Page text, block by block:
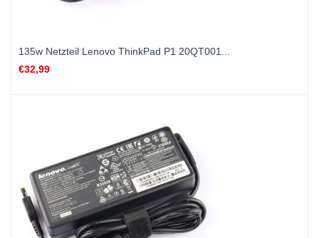
135w Netzteil Lenovo ThinkPad P1 20QT001...
€32,99